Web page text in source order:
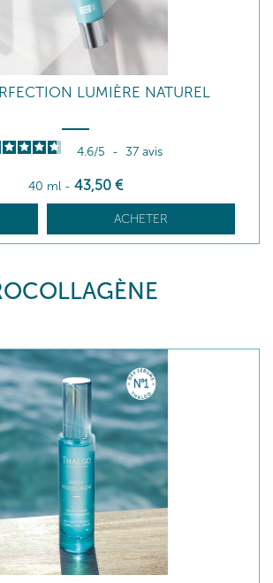
LUMIÈRE NATUREL
4.6/5 - 37 avis
40 ml - 43,50 €
ACHETER